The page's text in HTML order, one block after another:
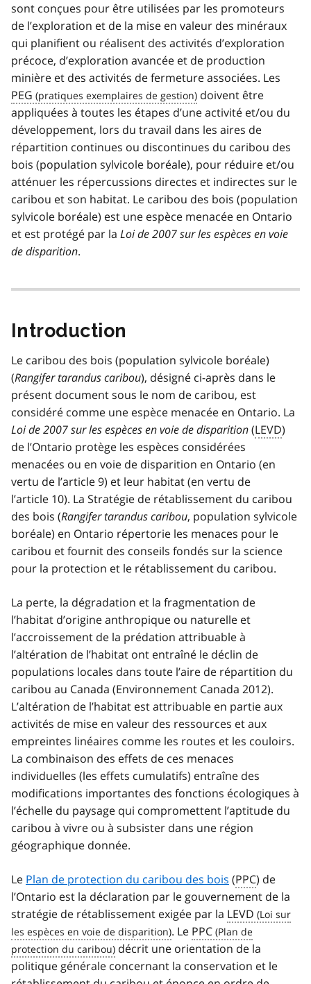
sont conçues pour être utilisées par les promoteurs
de l’exploration et de la mise en valeur des minéraux
qui planifient ou réalisent des activités d’exploration
précoce, d’exploration avancée et de production
minière et des activités de fermeture associées. Les
PEG
doivent être
appliquées à toutes les étapes d’une activité et/ou du
développement, lors du travail dans les aires de
répartition continues ou discontinues du caribou des
bois (population sylvicole boréale), pour réduire et/ou
atténuer les répercussions directes et indirectes sur le
caribou et son habitat. Le caribou des bois (population
sylvicole boréale) est une espèce menacée en Ontario
et est protégé par la Loi de 2007 sur les espèces en voie
de disparition.
Introduction
Le caribou des bois (population sylvicole boréale)
(Rangifer tarandus caribou), désigné ci-après dans le
présent document sous le nom de caribou, est
considéré comme une espèce menacée en Ontario. La
Loi de 2007 sur les espèces en voie de disparition(LEVD)
de l’Ontario protège les espèces considérées
menacées ou en voie de disparition en Ontario (en
vertu de l’article 9) et leur habitat (en vertu de
l’article 10). La Stratégie de rétablissement du caribou
des bois (Rangifer tarandus caribou, population sylvicole
boréale) en Ontario répertorie les menaces pour le
caribou et fournit des conseils fondés sur la science
pour la protection et le rétablissement du caribou.
La perte, la dégradation et la fragmentation de
l’habitat d’origine anthropique ou naturelle et
l’accroissement de la prédation attribuable à
l’altération de l’habitat ont entraîné le déclin de
populations locales dans toute l’aire de répartition du
caribou au Canada (Environnement Canada 2012).
L’altération de l’habitat est attribuable en partie aux
activités de mise en valeur des ressources et aux
empreintes linéaires comme les routes et les couloirs.
La combinaison des effets de ces menaces
individuelles (les effets cumulatifs) entraîne des
modifications importantes des fonctions écologiques à
l’échelle du paysage qui compromettent l’aptitude du
caribou à vivre ou à subsister dans une région
géographique donnée.
Le Plan de protection du caribou des bois (PPC) de
l’Ontario est la déclaration par le gouvernement de la
stratégie de rétablissement exigée par la LEVD
. Le PPC
décrit une orientation de la
politique générale concernant la conservation et le